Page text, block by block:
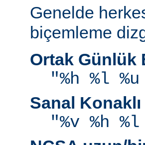
Genelde
biçemleme
Ortak Günlük
"%h %l
Sanal
"%v %h